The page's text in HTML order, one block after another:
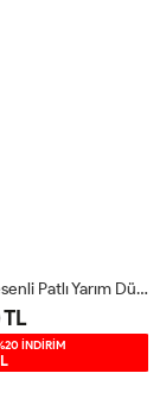
Karra Desenli Patlı Yarım Düğme Elbise Yeşil UMS50143
İNDİRİM